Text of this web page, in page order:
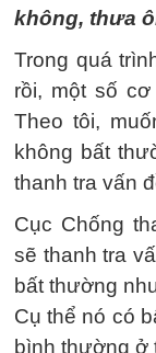
không, thưa
Trong quá
rồi, một số
Theo tôi,
không bất
thanh tra vấn
Cục Chống
sẽ thanh tra
bất thường
Cụ thể nó có
bình thường ở